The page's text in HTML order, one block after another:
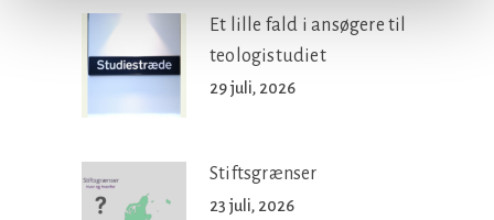
Et lille fald i ansøgere til
teologistudiet
29 juli, 2026
Stiftsgrænser
23 juli, 2026